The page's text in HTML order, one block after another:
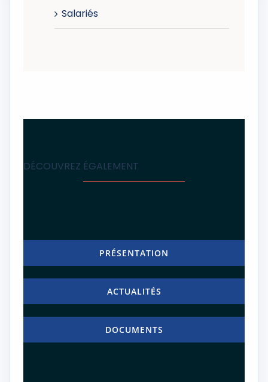
Salariés
DÉCOUVREZ ÉGALEMENT
PRÉSENTATION
ACTUALITÉS
DOCUMENTS